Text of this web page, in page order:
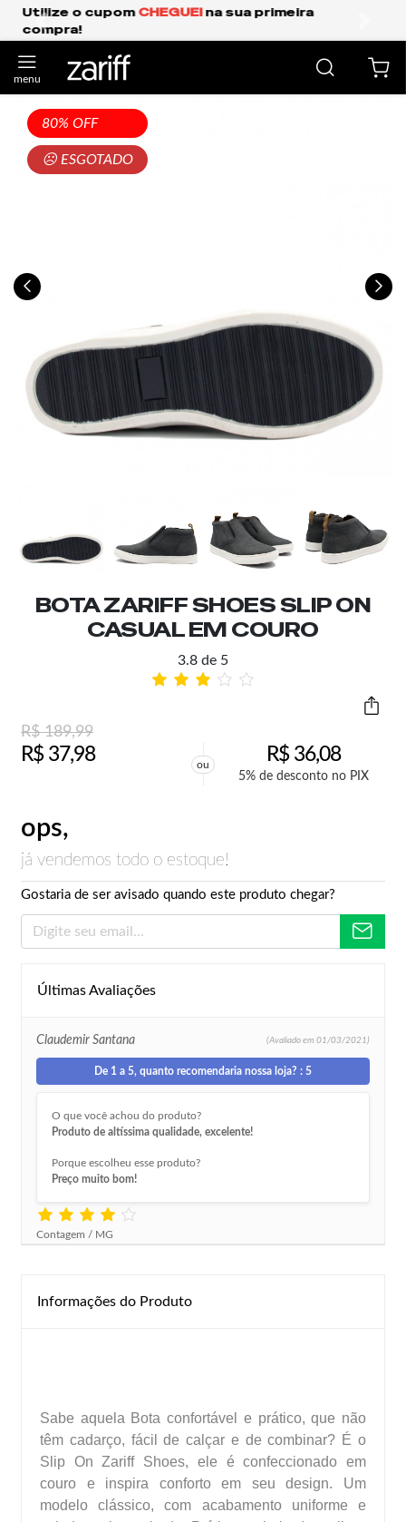
Frete Grátis Expresso para o Sul e São Paulo.
anterior
80% OFF
☹ ESGOTADO
BOTA ZARIFF SHOES SLIP ON
CASUAL EM COURO
3.8 de 5
R$189,99
R$37,98 ou R$36,08
5% de desconto no PIX
ops,
já vendemos todo o estoque!
Gostaria de ser avisado quando este produto chegar?
Últimas Avaliações
Claudemir Santana (Avaliado em 01/03/2021)
De 1 a 5, quanto recomendaria nossa loja? : 5
O que você achou do produto?
Produto de altíssima qualidade, excelente!
Porque escolheu esse produto?
Preço muito bom!
Contagem / MG
sem comentários
Informações do Produto
Sabe aquela Bota confortável e prático, que não
têm cadarço, fácil de calçar e de combinar? É o
Slip On Zariff Shoes, ele é confeccionado em
couro e inspira conforto em seu design. Um
modelo clássico, com acabamento uniforme e